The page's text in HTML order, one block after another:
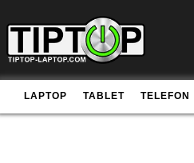
LAPTOP TABLET TELEFON